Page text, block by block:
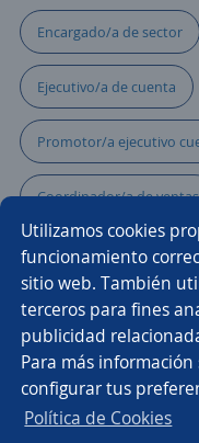
Utilizamos cookies
funcionamiento
sitio web. También
terceros para fines
publicidad
Para más información
configurar tus
Política de Cookies
Encargado/a de sector
Ejecutivo/a de cuenta
Promotor/a ejecutivo
Coordinador/a de ventas
Administrador/a de
Ejecutivo personal
Responsable de crédito
Ejecutivo/a comercial
Buscar
CT App